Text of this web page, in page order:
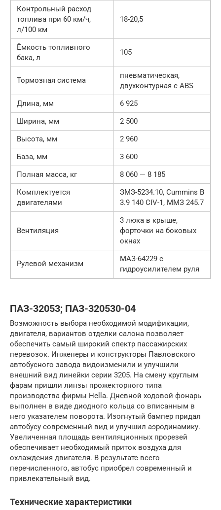
Контрольный расход
топлива при 60 км/ч,
л/100 км
18-20,5
Ёмкость топливного
бака, л
105
Тормозная система
пневматическая,
двухконтурная с ABS
Длина, мм
6 925
Ширина, мм
2 500
Высота, мм
2 960
База, мм
3 600
Полная масса, кг
8 060 — 8 185
Комплектуется
двигателями
ЗМЗ-5234.10, Cummins B
3.9 140 CIV-1, ММЗ 245.7
Вентиляция
3 люка в крыше,
форточки на боковых
окнах
Рулевой механизм
МАЗ-64229 с
гидроусилителем руля
ПАЗ-32053; ПАЗ-320530-04
Возможность выбора необходимой модификации,
двигателя, вариантов отделки салона позволяет
обеспечить самый широкий спектр пассажирских
перевозок. Инженеры и конструкторы Павловского
автобусного завода видоизменили и улучшили
внешний вид линейки серии 3205. На смену круглым
фарам пришли линзы прожекторного типа
производства фирмы Hella. Дневной ходовой фонарь
выполнен в виде диодного кольца со вписанным в
него указателем поворота. Изогнутый бампер придал
автобусу современный вид и улучшил аэродинамику.
Увеличенная площадь вентиляционных прорезей
обеспечивает необходимый приток воздуха для
охлаждения двигателя. В результате всего
перечисленного, автобус приобрел современный и
привлекательный вид.
Технические характеристики